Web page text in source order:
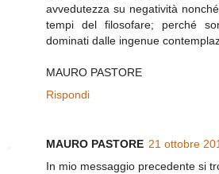
avvedutezza su negatività
tempi del filosofare; perché
dominati dalle ingenue
MAURO PASTORE
Rispondi
MAURO PASTORE 21 ottobre
In mio messaggio precedente si